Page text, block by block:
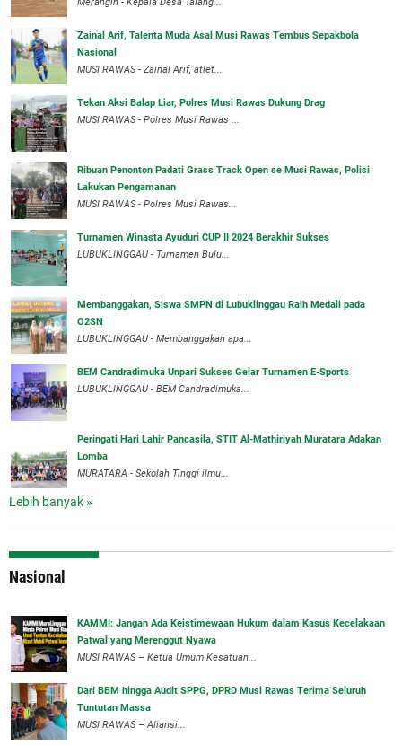
Merangin - Kepala Desa Talang...
Zainal Arif, Talenta Muda Asal Musi Rawas Tembus Sepakbola
Nasional
MUSI RAWAS - Zainal Arif, atlet...
Tekan Aksi Balap Liar, Polres Musi Rawas Dukung Drag
MUSI RAWAS - Polres Musi Rawas ...
Ribuan Penonton Padati Grass Track Open se Musi Rawas, Polisi
Lakukan Pengamanan
MUSI RAWAS - Polres Musi Rawas...
Turnamen Winasta Ayuduri CUP II 2024 Berakhir Sukses
LUBUKLINGGAU - Turnamen Bulu...
Membanggakan, Siswa SMPN di Lubuklinggau Raih Medali pada
O2SN
LUBUKLINGGAU - Membanggakan apa...
BEM Candradimuka Unpari Sukses Gelar Turnamen E-Sports
LUBUKLINGGAU - BEM Candradimuka...
Peringati Hari Lahir Pancasila, STIT Al-Mathiriyah Muratara Adakan
Lomba
MURATARA - Sekolah Tinggi ilmu...
Lebih banyak »
Nasional
‎KAMMI: Jangan Ada Keistimewaan Hukum dalam Kasus Kecelakaan
Patwal yang Merenggut Nyawa
‎MUSI RAWAS – Ketua Umum Kesatuan...
Dari BBM hingga Audit SPPG, DPRD Musi Rawas Terima Seluruh
Tuntutan Massa
MUSI RAWAS – Aliansi...